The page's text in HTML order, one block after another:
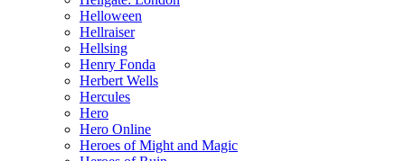
Helloween
Hellraiser
Hellsing
Henry Fonda
Herbert Wells
Hercules
Hero
Hero Online
Heroes of Might and Magic